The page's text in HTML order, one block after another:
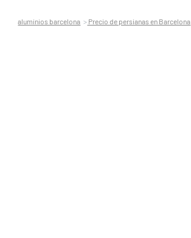
aluminios barcelona Precio de persianas en Barcelona